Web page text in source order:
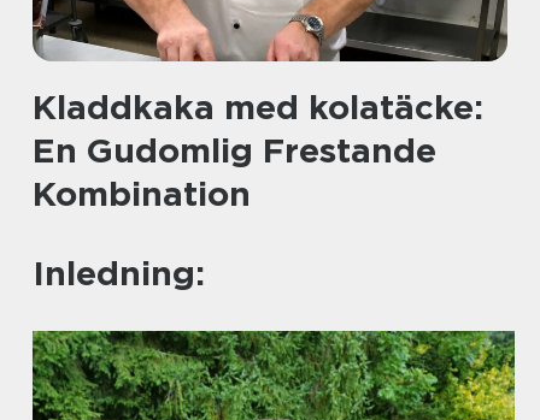
Kladdkaka med kolatäcke:
En Gudomlig Frestande
Kombination
Inledning: